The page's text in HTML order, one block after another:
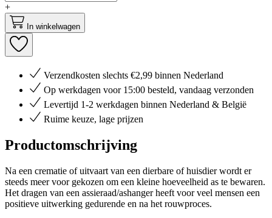
+
In winkelwagen
Verzendkosten slechts €2,99 binnen Nederland
Op werkdagen voor 15:00 besteld, vandaag verzonden
Levertijd 1-2 werkdagen binnen Nederland & België
Ruime keuze, lage prijzen
Productomschrijving
Na een crematie of uitvaart van een dierbare of huisdier wordt er
steeds meer voor gekozen om een kleine hoeveelheid as te bewaren.
Het dragen van een assieraad/ashanger heeft voor veel mensen een
positieve uitwerking gedurende en na het rouwproces.